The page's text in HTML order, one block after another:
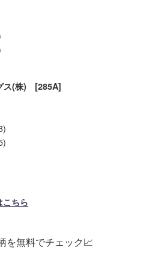
ス(株) [285A]
ちら
を無料でチェック📈